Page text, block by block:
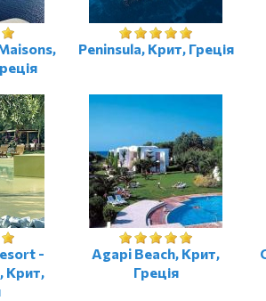
Peninsula, Крит, Греція
-
Крит,
Agapi Beach, Крит,
Греція